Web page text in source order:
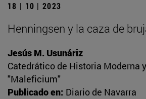
18 | 10 | 2023
Henningsen y la caza de
Jesús M. Usunáriz
Catedrático de Historia Moderna
"Maleficium"
Publicado en: Diario de Navarra